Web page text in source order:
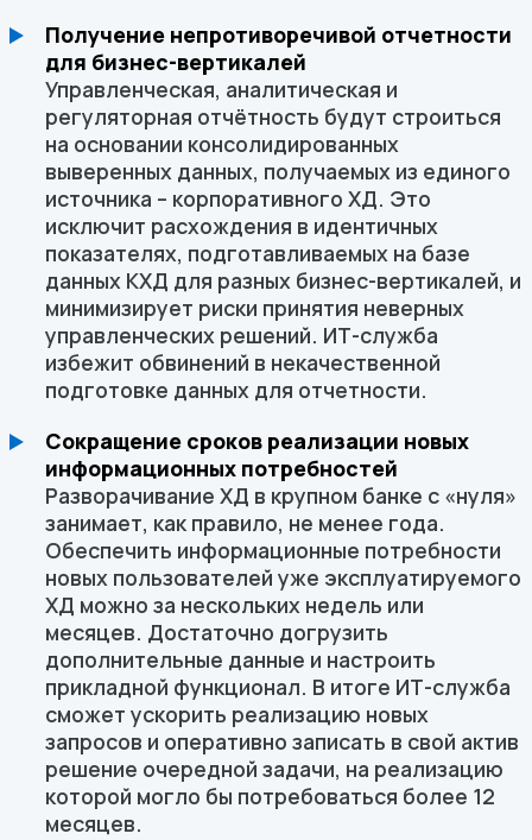
Получение непротиворечивой отчетности
для бизнес-вертикалей
Управленческая, аналитическая и
регуляторная отчётность будут строиться
на основании консолидированных
выверенных данных, получаемых из единого
источника – корпоративного ХД. Это
исключит расхождения в идентичных
показателях, подготавливаемых на базе
данных КХД для разных бизнес-вертикалей, и
минимизирует риски принятия неверных
управленческих решений. ИТ-служба
избежит обвинений в некачественной
подготовке данных для отчетности.
Сокращение сроков реализации новых
информационных потребностей
Разворачивание ХД в крупном банке с «нуля»
занимает, как правило, не менее года.
Обеспечить информационные потребности
новых пользователей уже эксплуатируемого
ХД можно за нескольких недель или
месяцев. Достаточно догрузить
дополнительные данные и настроить
прикладной функционал. В итоге ИТ-служба
сможет ускорить реализацию новых
запросов и оперативно записать в свой актив
решение очередной задачи, на реализацию
которой могло бы потребоваться более 12
месяцев.